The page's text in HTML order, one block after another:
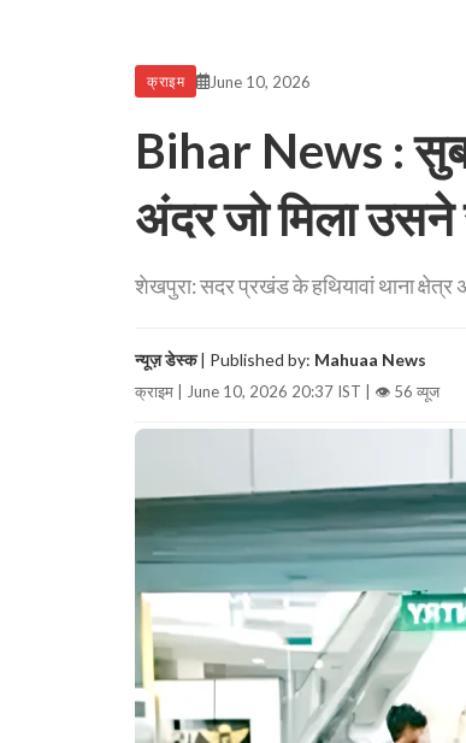
क्राइम June 10, 2026
Bihar News :
अंदर जो मिला उसने
शेखपुरा: सदर प्रखंड के हथियावां थाना क्षेत्र
न्यूज़ डेस्क| Published by: Mahuaa News
क्राइम | June 10, 2026 20:37 IST | 👁 56 व्यूज